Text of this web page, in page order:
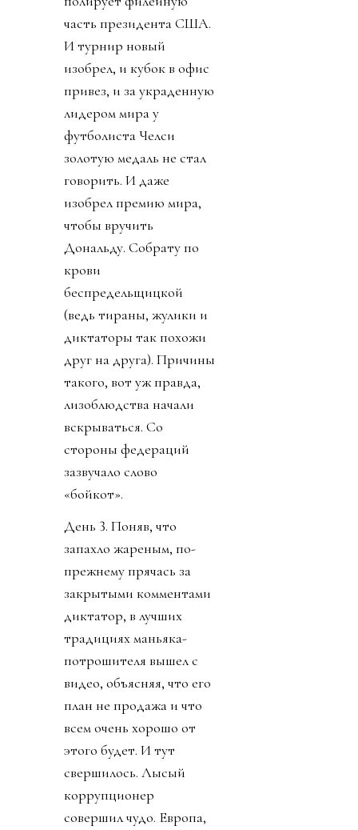
часть президента США.
И турнир новый
изобрел, и кубок в офис
привез, и за украденную
лидером мира у
футболиста Челси
золотую медаль не стал
говорить. И даже
изобрел премию мира,
чтобы вручить
Дональду. Собрату по
крови
беспредельщицкой
(ведь тираны, жулики и
диктаторы так похожи
друг на друга). Причины
такого, вот уж правда,
лизоблюдства начали
вскрываться. Со
стороны федераций
зазвучало слово
«бойкот».
День 3. Поняв, что
запахло жареным, по-
прежнему прячась за
закрытыми комментами
диктатор, в лучших
традициях маньяка-
потрошителя вышел с
видео, объясняя, что его
план не продажа и что
всем очень хорошо от
этого будет. И тут
свершилось. Лысый
коррупционер
совершил чудо. Европа,